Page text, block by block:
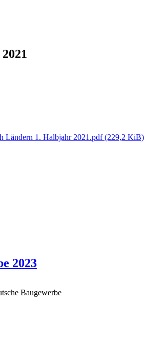
Ländern 1. Halbjahr 2021.pdf(229,2 KiB)
2023
Baugewerbe